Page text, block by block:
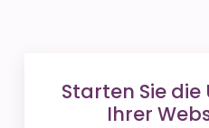
Starten Sie
Ihrer